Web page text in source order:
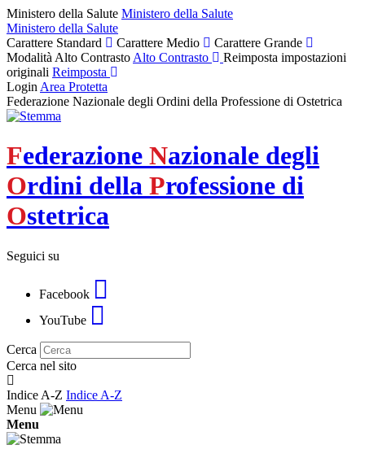
Ministero della Salute Ministero della Salute
Ministero della Salute
Carattere Standard
Carattere Medio
Carattere Grande
Modalità Alto Contrasto Alto Contrasto
Reimposta impostazioni
originali Reimposta
Login Area Protetta
Federazione Nazionale degli Ordini della Professione di Ostetrica
Federazione Nazionale degli
Ordini della Professione di
Ostetrica
Seguici su
Facebook
YouTube
Cerca
Cerca nel sito
Indice A-Z Indice A-Z
Menu
Menu